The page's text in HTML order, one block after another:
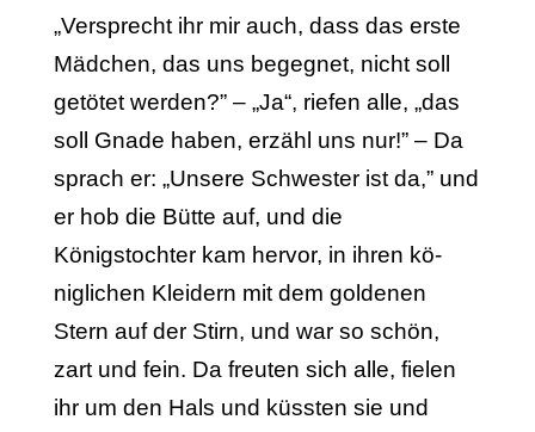
„Versprecht ihr mir auch, dass das erste
Mädchen, das uns begegnet, nicht soll
getötet werden?” – „Ja“, riefen alle, „das
soll Gnade haben, erzähl uns nur!” – Da
sprach er: „Unsere Schwester ist da,” und
er hob die Bütte auf, und die
Königstochter kam hervor, in ihren kö­
niglichen Kleidern mit dem goldenen
Stern auf der Stirn, und war so schön,
zart und fein. Da freuten sich alle, fielen
ihr um den Hals und küssten sie und